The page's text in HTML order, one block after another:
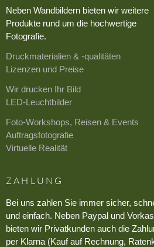
Neben Wandbildern bieten wir weitere
Produkte rund um die hochwertige
Fotografie.
Druckmaterialien & -qualitäten
Lizenzen und Preise
Wir drucken Ihr Bild
LED-Leuchtbilder
Foto-Workshops, Reisen & Events
Auftragsfotografie
Virtuelle Realität
ZAHLUNG
Bei uns zahlen Sie immer sicher,
und einfach. Neben Paypal und
bieten wir Privatkunden auch die
per Klarna (Kauf auf Rechnung,